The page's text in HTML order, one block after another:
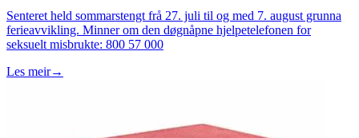
Senteret held sommarstengt frå 27. juli til og med 7. august grunna
ferieavvikling. Minner om den døgnåpne hjelpetelefonen for
seksuelt misbrukte: 800 57 000
Les meir→